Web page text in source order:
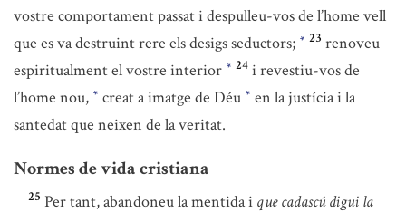
vostre comportament passat i despulleu-vos de l’home vell
que es va destruint rere els desigs seductors; * 23 renoveu
espiritualment el vostre interior * 24 i revestiu-vos de
l’home nou, * creat a imatge de Déu * en la justícia i la
santedat que neixen de la veritat.
Normes de vida cristiana
25 Per tant, abandoneu la mentida i que cadascú digui la